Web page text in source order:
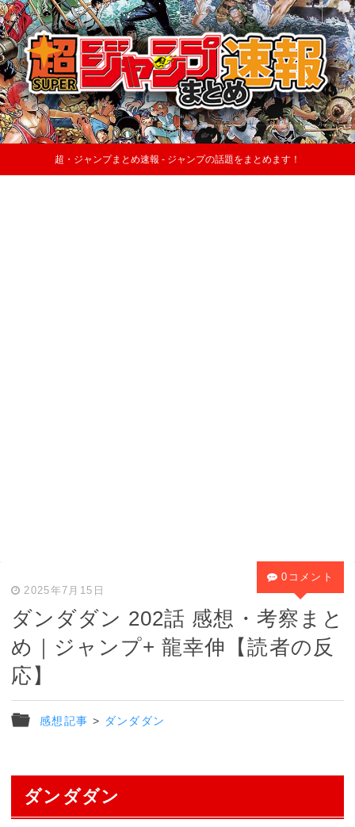
超・ジャンプまとめ速報 - ジャンプの話題をまとめます！
2025年7月15日
ダンダダン 202話 感想・考察まと
め｜ジャンプ+ 龍幸伸【読者の反
応】
感想記事 > ダンダダン
0コメント
ダンダダン